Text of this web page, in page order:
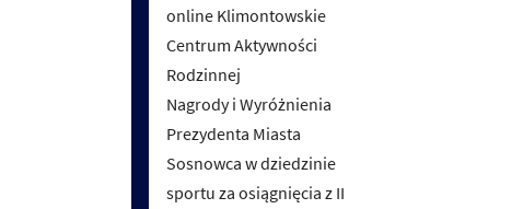
online Klimontowskie
Centrum Aktywności
Rodzinnej
Nagrody i Wyróżnienia
Prezydenta Miasta
Sosnowca w dziedzinie
sportu za osiągnięcia z II